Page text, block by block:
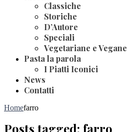
Classiche
Storiche
D’Autore
Speciali
Vegetariane e Vegane
Pasta la parola
I Piatti Iconici
News
Contatti
Homefarro
Posts tagged: farro